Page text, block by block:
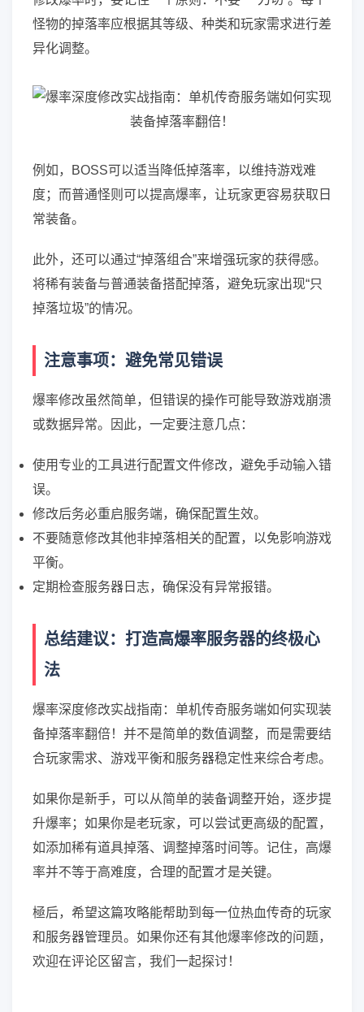
怪物的掉落率应根据其等级、种类和玩家需求进行差
异化调整。
例如，BOSS可以适当降低掉落率，以维持游戏难
度；而普通怪则可以提高爆率，让玩家更容易获取日
常装备。
此外，还可以通过“掉落组合”来增强玩家的获得感。
将稀有装备与普通装备搭配掉落，避免玩家出现“只
掉落垃圾”的情况。
注意事项：避免常见错误
爆率修改虽然简单，但错误的操作可能导致游戏崩溃
或数据异常。因此，一定要注意几点：
使用专业的工具进行配置文件修改，避免手动输入错
误。
修改后务必重启服务端，确保配置生效。
不要随意修改其他非掉落相关的配置，以免影响游戏
平衡。
定期检查服务器日志，确保没有异常报错。
总结建议：打造高爆率服务器的终极心
法
爆率深度修改实战指南：单机传奇服务端如何实现装
备掉落率翻倍！并不是简单的数值调整，而是需要结
合玩家需求、游戏平衡和服务器稳定性来综合考虑。
如果你是新手，可以从简单的装备调整开始，逐步提
升爆率；如果你是老玩家，可以尝试更高级的配置，
如添加稀有道具掉落、调整掉落时间等。记住，高爆
率并不等于高难度，合理的配置才是关键。
極后，希望这篇攻略能帮助到每一位热血传奇的玩家
和服务器管理员。如果你还有其他爆率修改的问题，
欢迎在评论区留言，我们一起探讨！